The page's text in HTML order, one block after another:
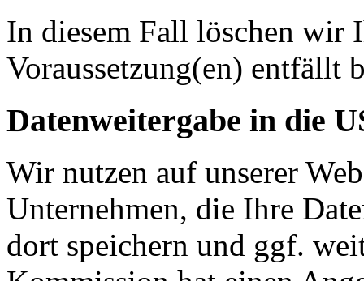
In diesem Fall löschen wir
Voraussetzung(en) entfällt
Datenweitergabe in die
Wir nutzen auf unserer
Unternehmen, die Ihre
dort speichern und ggf.